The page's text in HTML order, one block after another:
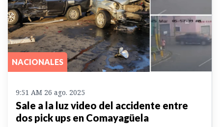
NACIONALES
9:51 AM 26 ago. 2025
Sale a la luz video del accidente entre
dos pick ups en Comayagüela